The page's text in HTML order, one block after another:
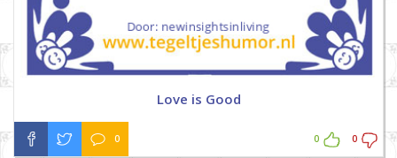
Love is Good
0 0 0